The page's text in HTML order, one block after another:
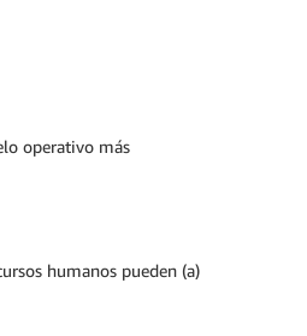
operativo más
humanos pueden (a)